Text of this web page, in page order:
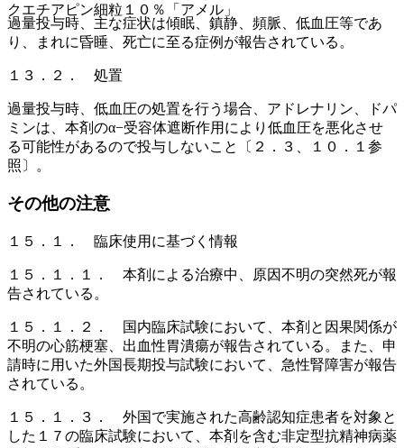
クエチアピン細粒１０％「アメル」
過量投与時、主な症状は傾眠、鎮静、頻脈、低血圧等であ
り、まれに昏睡、死亡に至る症例が報告されている。
１３．２． 処置
過量投与時、低血圧の処置を行う場合、アドレナリン、ドパ
ミンは、本剤のα−受容体遮断作用により低血圧を悪化させ
る可能性があるので投与しないこと〔２．３、１０．１参
照〕。
その他の注意
１５．１． 臨床使用に基づく情報
１５．１．１． 本剤による治療中、原因不明の突然死が報
告されている。
１５．１．２． 国内臨床試験において、本剤と因果関係が
不明の心筋梗塞、出血性胃潰瘍が報告されている。また、申
請時に用いた外国長期投与試験において、急性腎障害が報告
されている。
１５．１．３． 外国で実施された高齢認知症患者を対象と
した１７の臨床試験において、本剤を含む非定型抗精神病薬